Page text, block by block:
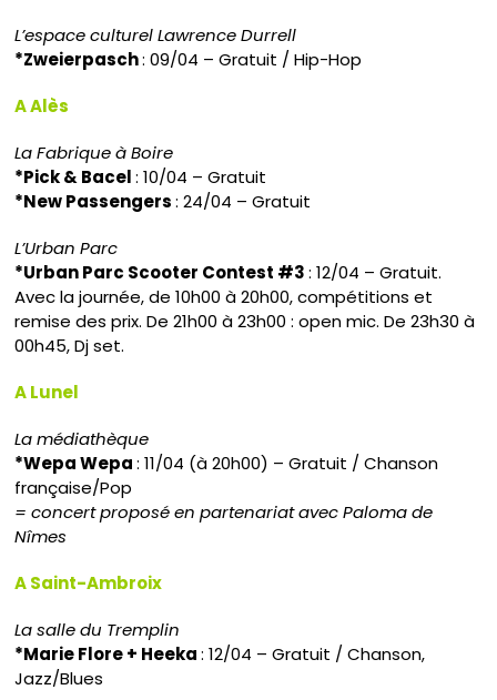
L’espace culturel Lawrence Durrell
*Zweierpasch: 09/04 – Gratuit / Hip-Hop
A Alès
La Fabrique à Boire
*Pick & Bacel: 10/04 – Gratuit
*New Passengers: 24/04 – Gratuit
L’Urban Parc
*Urban Parc Scooter Contest #3: 12/04 – Gratuit.
Avec la journée, de 10h00 à 20h00, compétitions et
remise des prix. De 21h00 à 23h00 : open mic. De 23h30 à
00h45, Dj set.
A Lunel
La médiathèque
*Wepa Wepa: 11/04 (à 20h00) – Gratuit / Chanson
française/Pop
= concert proposé en partenariat avec Paloma de
Nîmes
A Saint-Ambroix
La salle du Tremplin
*Marie Flore + Heeka: 12/04 – Gratuit / Chanson,
Jazz/Blues